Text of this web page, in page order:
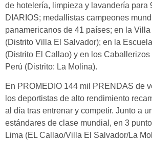
de hotelería, limpieza y lavandería para
DIARIOS; medallistas campeones
panamericanos de 41 países; en la
(Distrito Villa El Salvador); en la
(Distrito El Callao) y en los Caballerizos
Perú (Distrito: La Molina).
En PROMEDIO 144 mil PRENDAS de
los deportistas de alto rendimiento
al día tras entrenar y competir. Junto a
estándares de clase mundial, en 3
Lima (EL Callao/Villa El Salvador/La